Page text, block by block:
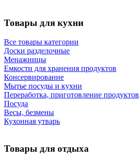
Товары для кухни
Все товары категории
Доски разделочные
Менажницы
Емкости для хранения продуктов
Консервирование
Мытье посуды и кухни
Переработка, приготовление продуктов
Посуда
Весы, безмены
Кухонная утварь
Товары для отдыха